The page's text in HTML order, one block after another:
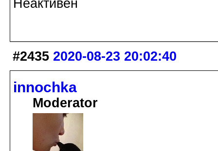
Неактивен
#2435 2020-08-23 20:02:40
innochka
Moderator